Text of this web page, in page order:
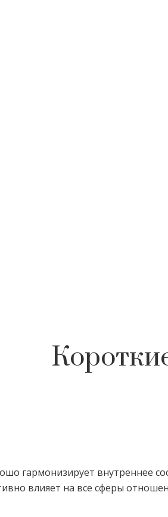
гармонизирует внутреннее
влияет на все сферы